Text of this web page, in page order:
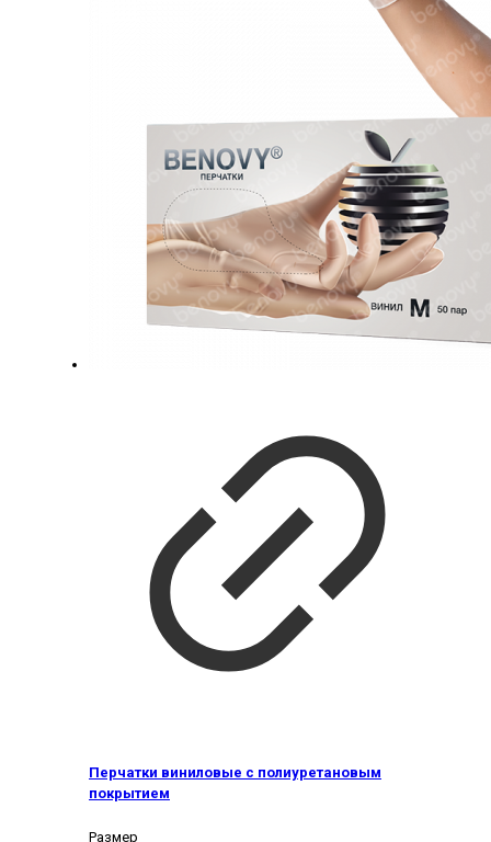
Перчатки виниловые с полиуретановым
покрытием
Размер